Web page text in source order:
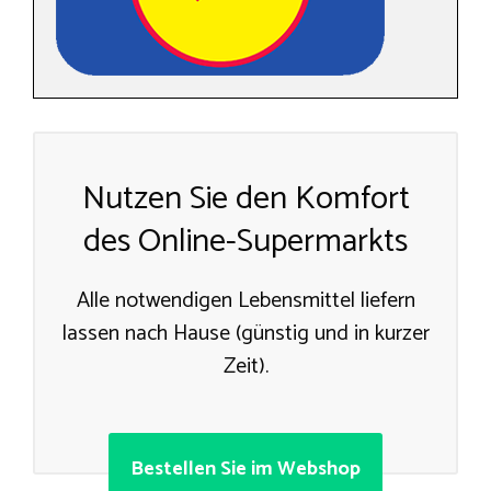
Nutzen Sie den Komfort
des Online-Supermarkts
Alle notwendigen Lebensmittel liefern
lassen nach Hause (günstig und in kurzer
Zeit).
Bestellen Sie im Webshop